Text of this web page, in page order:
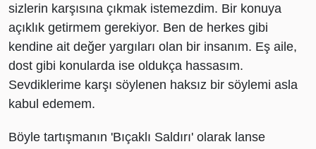
sizlerin karşısına çıkmak istemezdim. Bir konuya
açıklık getirmem gerekiyor. Ben de herkes gibi
kendine ait değer yargıları olan bir insanım. Eş aile,
dost gibi konularda ise oldukça hassasım.
Sevdiklerime karşı söylenen haksız bir söylemi asla
kabul edemem.
Böyle tartışmanın 'Bıçaklı Saldırı' olarak lanse